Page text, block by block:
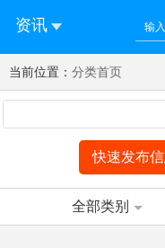
资讯
您好！欢迎来到济南西
登录
当前位置： 分类首页
快速发布
全部类别